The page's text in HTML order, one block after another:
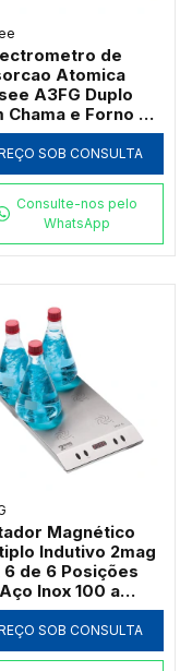
de
Atomica
A3FG Duplo
Chama e Forno de
Transversal
SOB CONSULTA
Consulte-nos pelo
WhatsApp
Magnético
Indutivo 2mag
6 de 6 Posições
Inox 100 a
RPM (Até
por Ponto)
SOB CONSULTA